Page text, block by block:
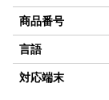
商品番号
言語
対応端末